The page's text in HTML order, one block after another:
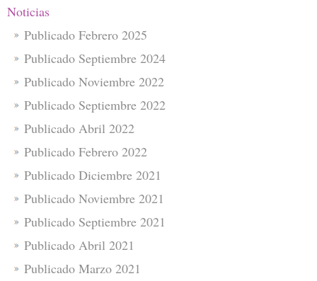
Noticias
Publicado Febrero 2025
Publicado Septiembre 2024
Publicado Noviembre 2022
Publicado Septiembre 2022
Publicado Abril 2022
Publicado Febrero 2022
Publicado Diciembre 2021
Publicado Noviembre 2021
Publicado Septiembre 2021
Publicado Abril 2021
Publicado Marzo 2021